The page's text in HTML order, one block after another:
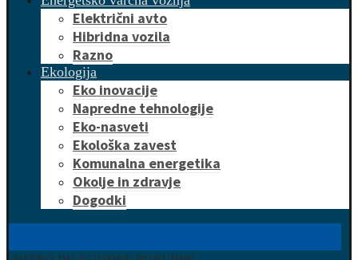
Električni avto
Hibridna vozila
Razno
Ekologija
Eko inovacije
Napredne tehnologije
Eko-nasveti
Ekološka zavest
Komunalna energetika
Okolje in zdravje
Dogodki